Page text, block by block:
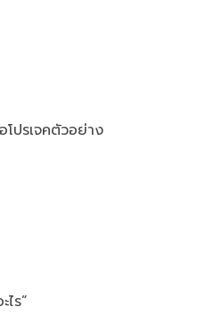
ปรเจคตัวอย่าง
ไร”